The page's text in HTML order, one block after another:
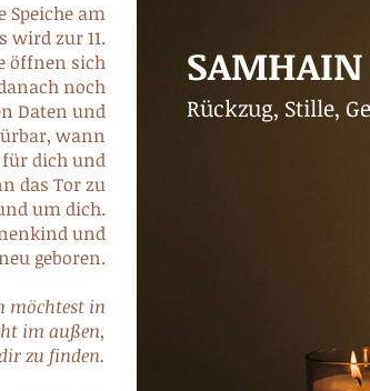
Speiche am
wird zur 11.
öffnen sich
noch
Daten und
wann
für dich und
das Tor zu
um dich.
und
geboren.
möchtest in
im außen,
zu finden.
SAMHAIN
Rückzug, Stille,